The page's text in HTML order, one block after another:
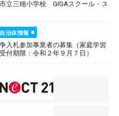
立三穂小学校 GIGAスクール・ス
自治体情報
入札参加事業者の募集（家庭学習
付期限：令和２年９月７日）